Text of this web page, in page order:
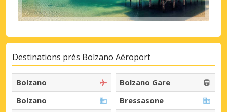
Destinations près Bolzano Aéroport
Bolzano
Bolzano Gare
Bolzano
Bressasone